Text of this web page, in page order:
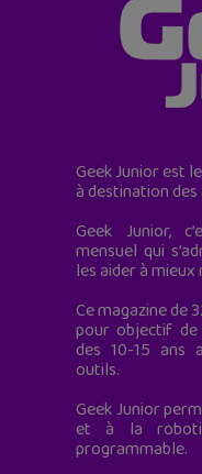
Geek Junior est
à destination
Geek Junior,
mensuel qui
les aider à
Ce magazine de
pour objectif
des 10-15 ans
outils.
Geek Junior
et à la
programmable.